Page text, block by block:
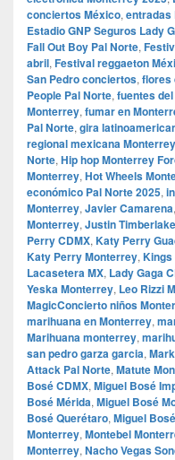
conciertos México, entradas
Estadio GNP Seguros Lady
Fall Out Boy Pal Norte,
abril, Festival reggaeton
San Pedro conciertos, flores
People Pal Norte, fuentes
Monterrey, fumar en
Pal Norte, gira
regional mexicana Monterrey
Norte, Hip hop Monterrey
Monterrey, Hot Wheels
económico Pal Norte 2025,
Monterrey, Javier Camarena,
Monterrey, Justin
Perry CDMX, Katy Perry
Katy Perry Monterrey, Kings
Lacasetera MX, Lady Gaga
Yeska Monterrey, Leo Rizzi
MagicConcierto niños
marihuana en Monterrey,
Marihuana monterrey,
san pedro garza garcia,
Attack Pal Norte, Matute
Bosé CDMX, Miguel Bosé
Bosé Mérida, Miguel Bosé
Bosé Querétaro, Miguel
Monterrey, Montebel
Monterrey, Nacho Vegas